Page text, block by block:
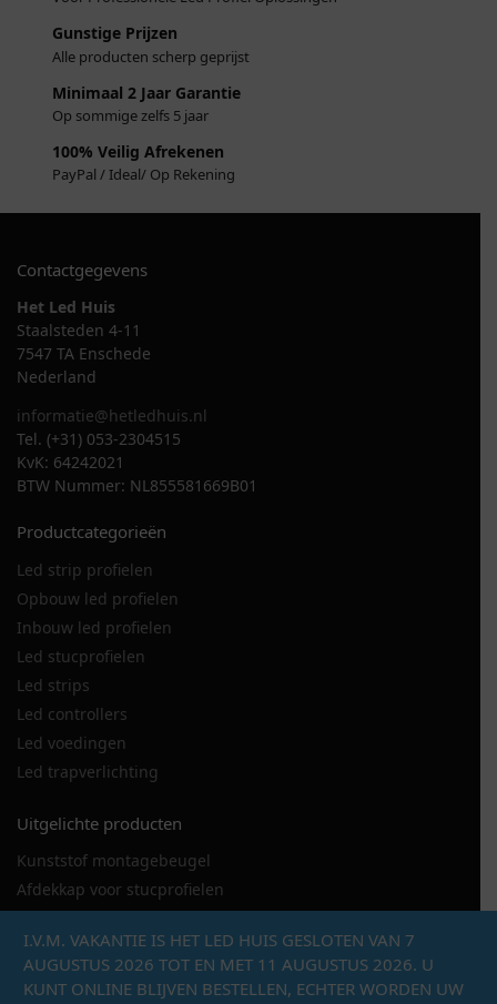
Gunstige Prijzen
Alle producten scherp geprijst
Minimaal 2 Jaar Garantie
Op sommige zelfs 5 jaar
100% Veilig Afrekenen
PayPal / Ideal/ Op Rekening
Contactgegevens
Het Led Huis
Staalsteden 4-11
7547 TA Enschede
Nederland
informatie@hetledhuis.nl
Tel. (+31) 053-2304515
KvK: 64242021
BTW Nummer: NL855581669B01
Productcategorieën
Led strip profielen
Opbouw led profielen
Inbouw led profielen
Led stucprofielen
Led strips
Led controllers
Led voedingen
Led trapverlichting
Uitgelichte producten
Kunststof montagebeugel
Afdekkap voor stucprofielen
LED stucprofiel DSL
Metalen montagebeugel hoekprofiel
I.V.M. VAKANTIE IS HET LED HUIS GESLOTEN VAN 7
AUGUSTUS 2026 TOT EN MET 11 AUGUSTUS 2026. U
KUNT ONLINE BLIJVEN BESTELLEN, ECHTER WORDEN UW